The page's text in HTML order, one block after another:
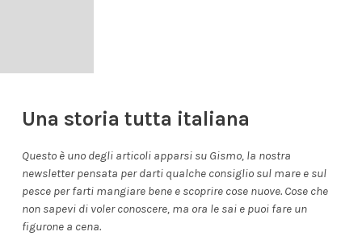
Una storia tutta italiana
Questo è uno degli articoli apparsi su Gismo, la nostra
newsletter pensata per darti qualche consiglio sul mare e sul
pesce per farti mangiare bene e scoprire cose nuove. Cose che
non sapevi di voler conoscere, ma ora le sai e puoi fare un
figurone a cena.